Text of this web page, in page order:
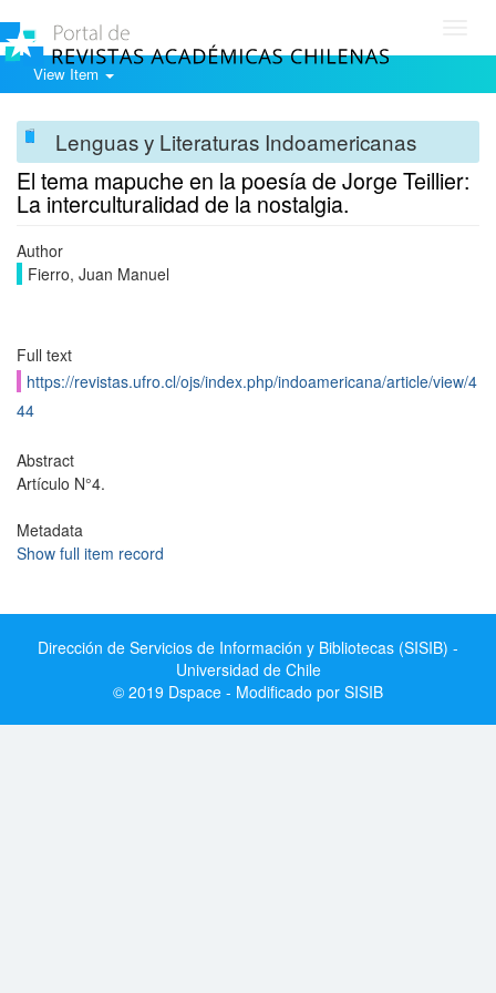
View Item
Lenguas y Literaturas Indoamericanas
El tema mapuche en la poesía de Jorge Teillier:
La interculturalidad de la nostalgia.
Author
Fierro, Juan Manuel
Full text
https://revistas.ufro.cl/ojs/index.php/indoamericana/article/view/4
44
Abstract
Artículo N°4.
Metadata
Show full item record
Dirección de Servicios de Información y Bibliotecas (SISIB) -
Universidad de Chile
© 2019 Dspace - Modificado por SISIB